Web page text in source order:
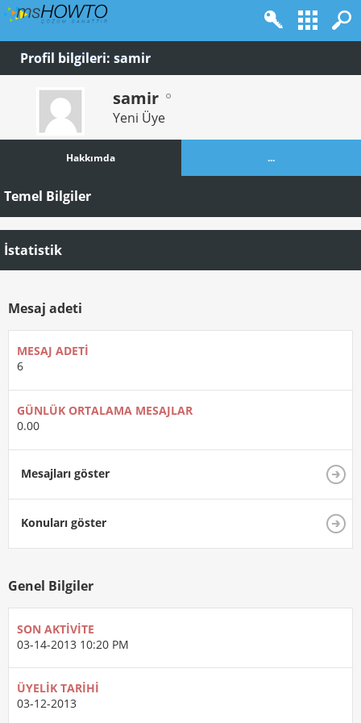
Profil bilgileri: samir
samir
Yeni Üye
Hakkımda ...
Temel Bilgiler
İstatistik
Mesaj adeti
MESAJ ADETI
6
GÜNLÜK ORTALAMA MESAJLAR
0.00
Mesajları göster
Konuları göster
Genel Bilgiler
SON AKTIVITE
03-14-2013 10:20 PM
ÜYELIK TARIHI
03-12-2013